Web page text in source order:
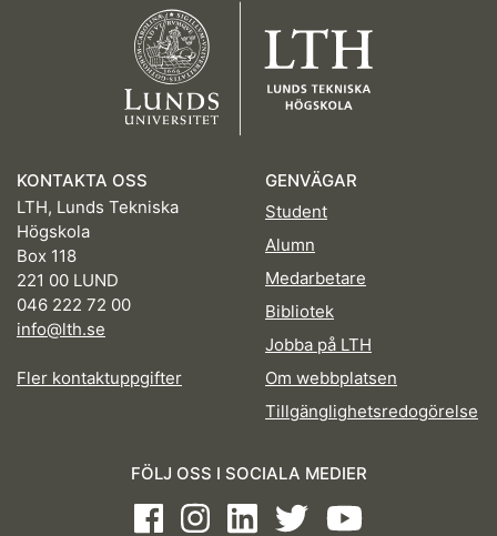
KONTAKTA OSS
LTH, Lunds Tekniska
Högskola
Box 118
221 00 LUND
046 222 72 00
info@lth.se
Fler kontaktuppgifter
GENVÄGAR
Student
Alumn
Medarbetare
Bibliotek
Jobba på LTH
Om webbplatsen
Tillgänglighetsredogörelse
FÖLJ OSS I SOCIALA MEDIER
FacebookInstagramLinkedInTwitterYoutube